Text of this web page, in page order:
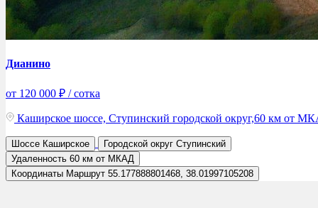
Дианино
от 120 000 ₽ / сотка
Каширское шоссе, Ступинский городской округ,60 км от
Шоссе Каширское Городской округ Ступинский
Удаленность 60 км от МКАД
Координаты Маршрут 55.177888801468, 38.01997105208